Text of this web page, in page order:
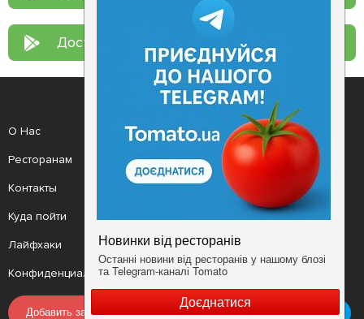
Доступно в Google Play
О Нас
Ресторанам
Контакты
Куда пойти
Лайфхаки
Конфиденциальность
Рецепт дня
Новости
Анонсы
Мобильное приложение
Условия
Добавить заведение